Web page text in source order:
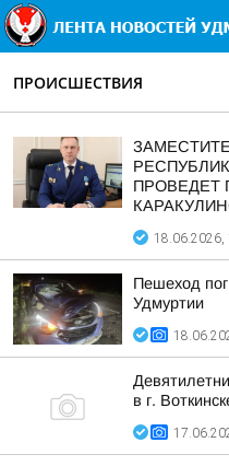
ПРОИСШЕСТВИЯ
ПРОВЕДЕТ
18.06.2026,
Пешеход
Удмуртии
в г.